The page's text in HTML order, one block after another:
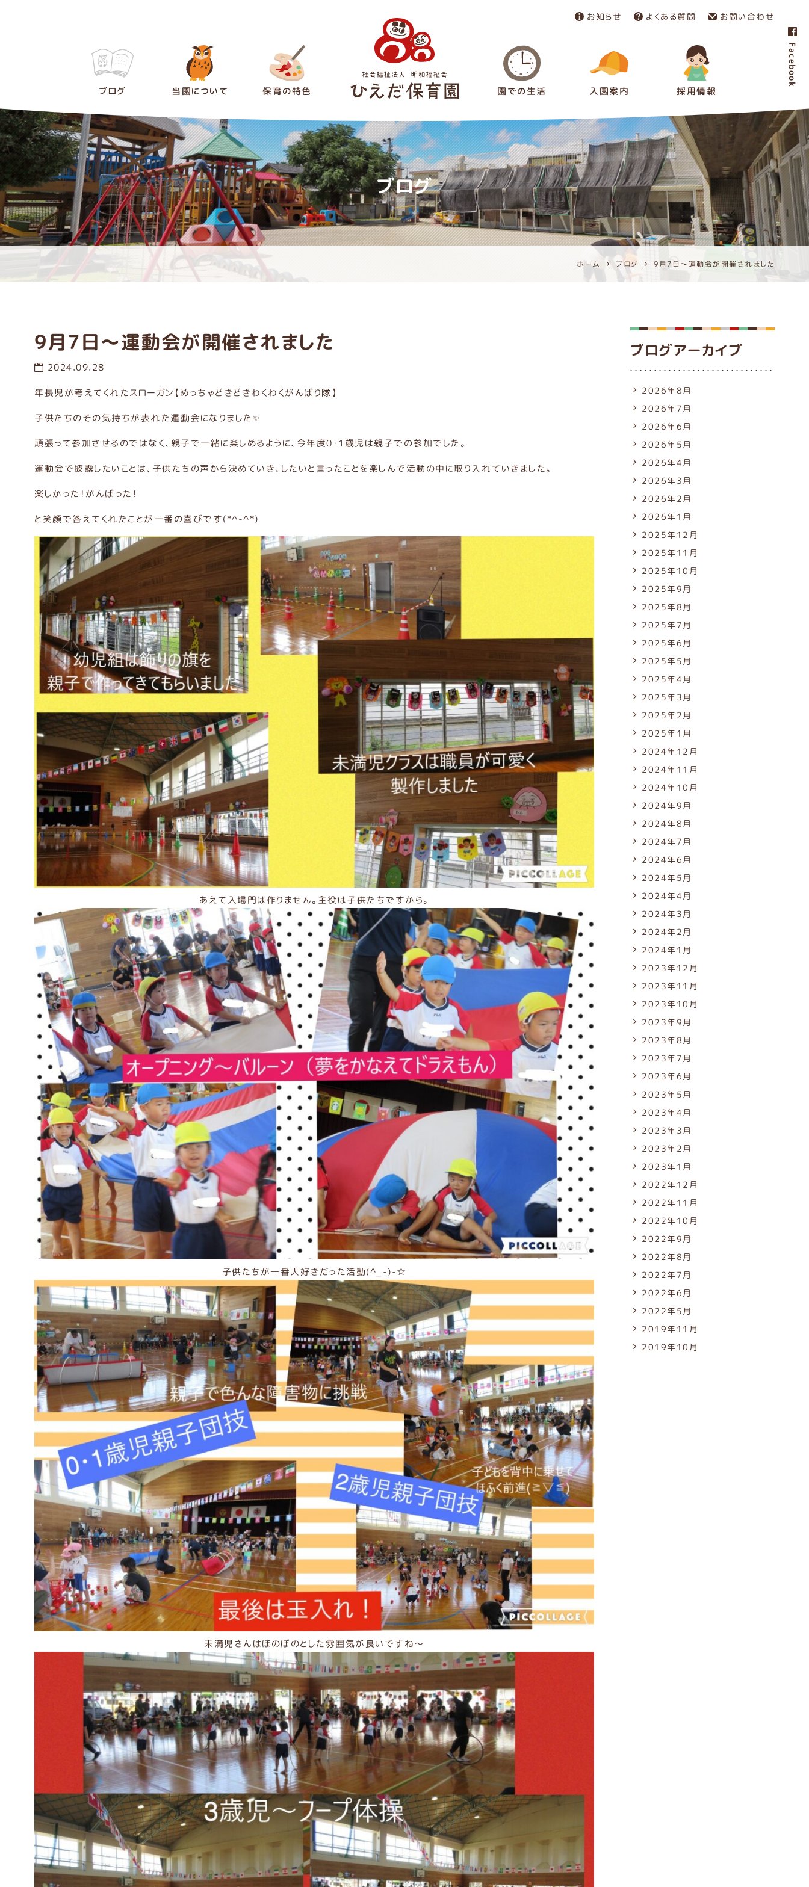
稗田保育園
お知らせ よくある質問 お問い合わせ
Facebook
ブログ 当園について 保育の特色 園での生活 入園案内 採用情報
ブログ
ホーム ブログ 9月7日～運動会が開催されました
9月7日～運動会が開催されました
2024.09.28
年長児が考えてくれたスローガン【めっちゃどきどきわくわくがんばり隊】
子供たちのその気持ちが表れた運動会になりました✨
頑張って参加させるのではなく、親子で一緒に楽しめるように、今年度0・1歳児は親子での参加でした。
運動会で披露したいことは、子供たちの声から決めていき、したいと言ったことを楽しんで活動の中に取り入れていきました。
楽しかった！がんばった！
と笑顔で答えてくれたことが一番の喜びです(*^-^*)
あえて入場門は作りません。主役は子供たちですから。
子供たちが一番大好きだった活動(^_-)-☆
未満児さんはほのぼのとした雰囲気が良いですね～
ブログアーカイブ
2026年8月
2026年7月
2026年6月
2026年5月
2026年4月
2026年3月
2026年2月
2026年1月
2025年12月
2025年11月
2025年10月
2025年9月
2025年8月
2025年7月
2025年6月
2025年5月
2025年4月
2025年3月
2025年2月
2025年1月
2024年12月
2024年11月
2024年10月
2024年9月
2024年8月
2024年7月
2024年6月
2024年5月
2024年4月
2024年3月
2024年2月
2024年1月
2023年12月
2023年11月
2023年10月
2023年9月
2023年8月
2023年7月
2023年6月
2023年5月
2023年4月
2023年3月
2023年2月
2023年1月
2022年12月
2022年11月
2022年10月
2022年9月
2022年8月
2022年7月
2022年6月
2022年5月
2019年11月
2019年10月